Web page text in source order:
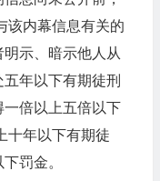
该内幕信息有关的
示、暗示他人从
年以下有期徒刑
倍以上五倍以下
十年以下有期徒
罚金。